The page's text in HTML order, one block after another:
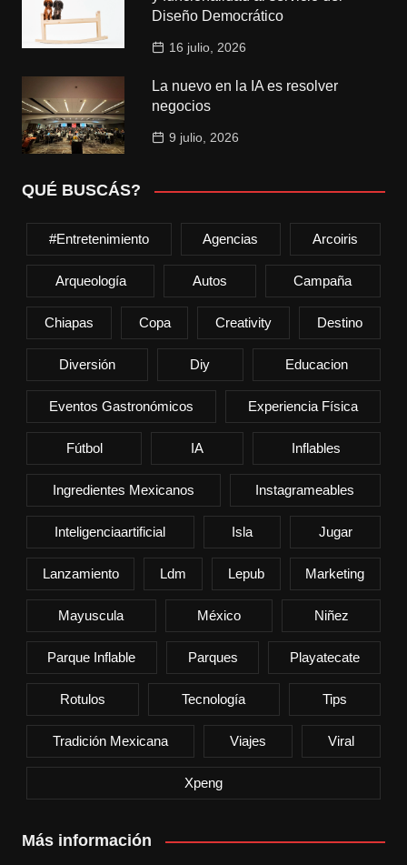
Diseño Democrático
16 julio, 2026
La nuevo en la IA es resolver
negocios
9 julio, 2026
QUÉ BUSCÁS?
#entretenimiento Agencias Arcoiris
Arqueología Autos Campaña
Chiapas Copa Creativity Destino
Diversión Diy Educacion
Eventos Gastronómicos Experiencia Física
Fútbol IA Inflables
Ingredientes Mexicanos Instagrameables
Inteligenciaartificial Isla Jugar
Lanzamiento Ldm Lepub Marketing
Mayuscula México Niñez
Parque Inflable Parques Playatecate
Rotulos Tecnología Tips
Tradición Mexicana Viajes Viral
Xpeng
Más información